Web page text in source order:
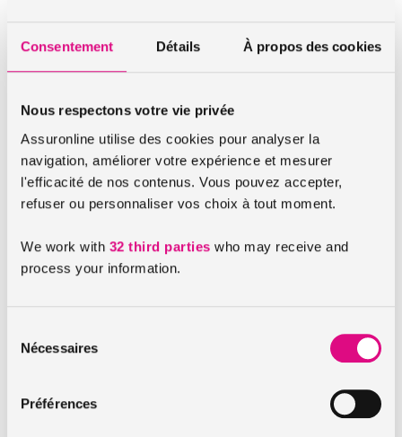
Consentement Détails À propos des cookies
Nous respectons votre vie privée
Assuronline utilise des cookies pour analyser la
navigation, améliorer votre expérience et mesurer
l'efficacité de nos contenus. Vous pouvez accepter,
refuser ou personnaliser vos choix à tout moment.
We work with 32 third parties who may receive and
process your information.
Nécessaires
Préférences
Lors de la construction de votre maison,
celle-ci est assurée par le maître
celui qui demande la réalisation des
travaux ou la construction. Imposé par
la loi, il a l’obligation de souscrire à une
assurance dommages ouvrage avant le
début du chantier. Une fois la
avancée, il faudra également l’assurer.
C’est à ce moment-là qu’assuronline
habitation maison en construction